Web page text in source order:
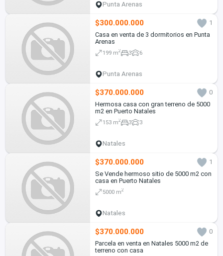
Punta Arenas
$300.000.000
1
Casa en venta de 3 dormitorios en Punta
Arenas
199 m2 3 6
Punta Arenas
$370.000.000
0
Hermosa casa con gran terreno de 5000
m2 en Puerto Natales
153 m2 3 3
Natales
$370.000.000
1
Se Vende hermoso sitio de 5000 m2 con
casa en Puerto Natales
5000 m2
Natales
$370.000.000
0
Parcela en venta en Natales 5000 m2 de
terreno con casa